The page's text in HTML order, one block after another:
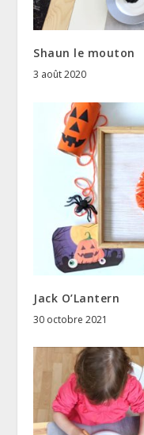
Shaun le mouton
3 août 2020
Jack O’Lantern
30 octobre 2021